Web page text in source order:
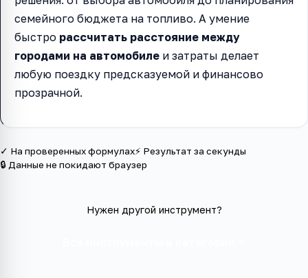
семейного бюджета на топливо. А умение
быстро рассчитать расстояние между
городами на автомобиле и затраты делает
любую поездку предсказуемой и финансово
прозрачной.
✓ На проверенных формулах⚡ Результат за секунды
🔒 Данные не покидают браузер
Нужен другой инструмент?